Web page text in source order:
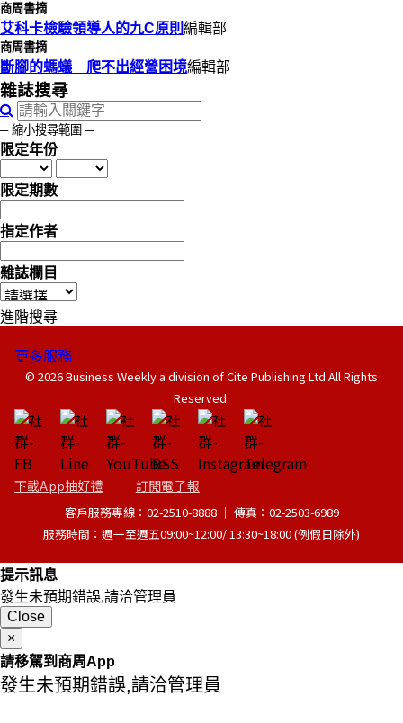
商周書摘
艾科卡檢驗領導人的九C原則 編輯部
商周書摘
斷腳的螞蟻 爬不出經營困境編輯部
雜誌搜尋
─ 縮小搜尋範圍 ─
限定年份
限定期數
指定作者
雜誌欄目
進階搜尋
更多服務
© 2026 Business Weekly a division of Cite Publishing Ltd All Rights
Reserved.
下載App抽好禮 訂閱電子報
客戶服務專線：02-2510-8888 │ 傳真：02-2503-6989
服務時間：週一至週五09:00~12:00/ 13:30~18:00 (例假日除外)
提示訊息
發生未預期錯誤,請洽管理員
Close
×
請移駕到商周App
發生未預期錯誤,請洽管理員